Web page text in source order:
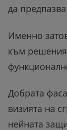
да
Именно
към
Добрата
визията на
нейната